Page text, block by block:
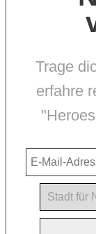
Trage
erfahre